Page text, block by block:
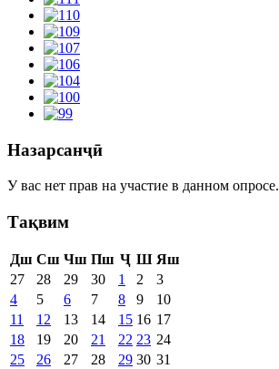
Назарсанҷӣ
У вас нет прав на участие в данном опросе.
Тақвим
Дш Сш Чш Пш Ҷ Ш Яш
27
28 29 30 1 2
3
4
5 6 7 8 9
10
11
12 13 14 15 16 17
18
19 20 21 22 23 24
25
26 27 28 29 30 31